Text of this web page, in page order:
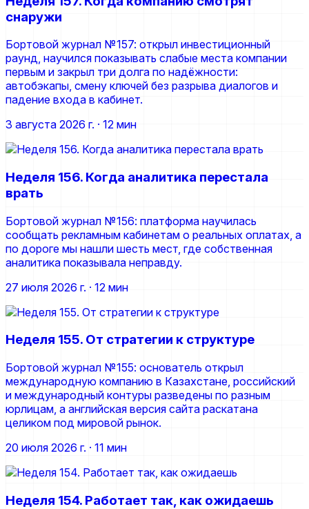
снаружи
Бортовой журнал №157: открыл инвестиционный
раунд, научился показывать слабые места компании
первым и закрыл три долга по надёжности:
автобэкапы, смену ключей без разрыва диалогов и
падение входа в кабинет.
3 августа 2026 г. · 12 мин
Неделя 156. Когда аналитика перестала
врать
Бортовой журнал №156: платформа научилась
сообщать рекламным кабинетам о реальных оплатах, а
по дороге мы нашли шесть мест, где собственная
аналитика показывала неправду.
27 июля 2026 г. · 12 мин
Неделя 155. От стратегии к структуре
Бортовой журнал №155: основатель открыл
международную компанию в Казахстане, российский
и международный контуры разведены по разным
юрлицам, а английская версия сайта раскатана
целиком под мировой рынок.
20 июля 2026 г. · 11 мин
Неделя 154. Работает так, как ожидаешь